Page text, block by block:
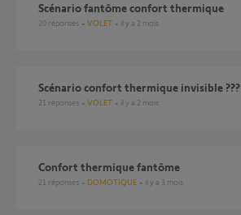
Scénario fantôme confort thermique
20 réponses VOLET il y a 2 mois
Scénario confort thermique invisible ???
21 réponses VOLET il y a 2 mois
Confort thermique fantôme
21 réponses DOMOTIQUE il y a 3 mois